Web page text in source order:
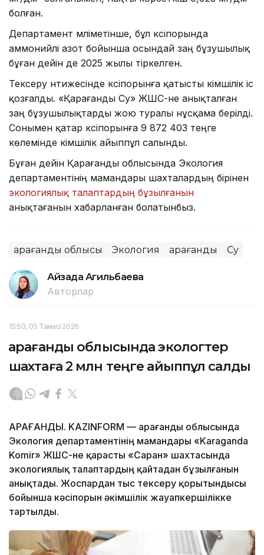
болған.
Департамент мәліметінше, бұл кәсіпорында
аммонийлі азот бойынша осындай заң бұзушылық
бұған дейін де 2025 жылы тіркелген.
Тексеру нәтижесінде кәсіпорынға қатысты әкімшілік іс
қозғалды. «Қарағанды Су» ЖШС-не анықталған
заң бұзушылықтарды жою туралы нұсқама берілді.
Сонымен қатар кәсіпорынға 9 872 403 теңге
көлемінде әкімшілік айыппұл салынды.
Бұған дейін Қарағанды облысында Экология
департаментінің мамандары шахталардың бірінен
экологиялық талаптардың бұзылғанын
анықтағанын хабарланған болатынбыз.
Қарағанды облысы Экология Қарағанды Су
Айзада Агильбаева
Авторлар
15:50, 05 Тамыз 2026
Қарағанды облысында экологтер
шахтаға 2 млн теңге айыппұл салды
ҚАРАҒАНДЫ. KAZINFORM — Қарағанды облысында
Экология департаментінің мамандары «Karaganda
Komir» ЖШС-не қарасты «Саран» шахтасында
экологиялық талаптардың қайтадан бұзылғанын
анықтады. Жоспардан тыс тексеру қорытындысы
бойынша кәсіпорын әкімшілік жауапкершілікке
тартылды.